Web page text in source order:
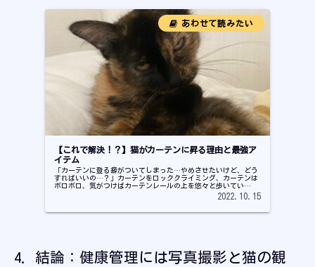
【これで解決！？】猫がカーテンに昇る理由と最強ア
イテム
「カーテンに登る癖がついてしまった…やめさせたいけど、どう
すればいいの…？」カーテンをロッククライミング、カーテンは
ボロボロ、気がつけばカーテンレールの上を悠々と歩いてい
る…。猫を飼っているご家庭でカーテンとソファーがボロボロに
2022.10.15
結論：健康管理には写真撮影と猫の観